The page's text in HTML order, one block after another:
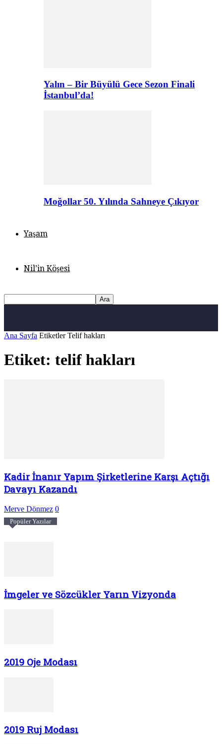
Yalın – Bir Büyülü Gece Sezon Finali
İstanbul’da!
Moğollar 50. Yılında Sahneye Çıkıyor
Yaşam
Nil’in Köşesi
Ana Sayfa Etiketler Telif hakları
Etiket: telif hakları
Kadir İnanır Yapım Şirketlerine Karşı Açtığı
Davayı Kazandı
Merve Dönmez 0
Popüler Yazılar
İmgeler ve Sözcükler Yarın Vizyonda
2019 Oje Modası
2019 Ruj Modası